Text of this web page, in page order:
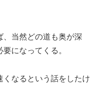
、当然どの道も奥が深
になってくる。
くなるという話をしたけ